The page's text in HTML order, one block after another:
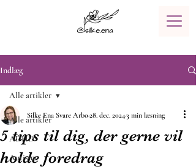
Indlæg
Alle artikler
ADHD
Autisme
Alle artikler
5 tips til dig, der gerne vil
holde foredrag
Silke Ena Svare Arbo28. dec. 20243 min læsning